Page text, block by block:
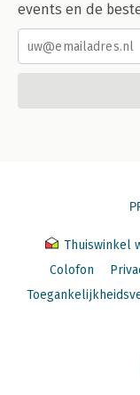
events en de
Thuiswinkel
Colofon